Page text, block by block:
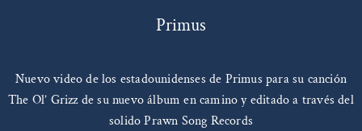
Primus
Nuevo video de los estadounidenses de Primus para su canción
The Ol’ Grizz de su nuevo álbum en camino y editado a través del
solido Prawn Song Records